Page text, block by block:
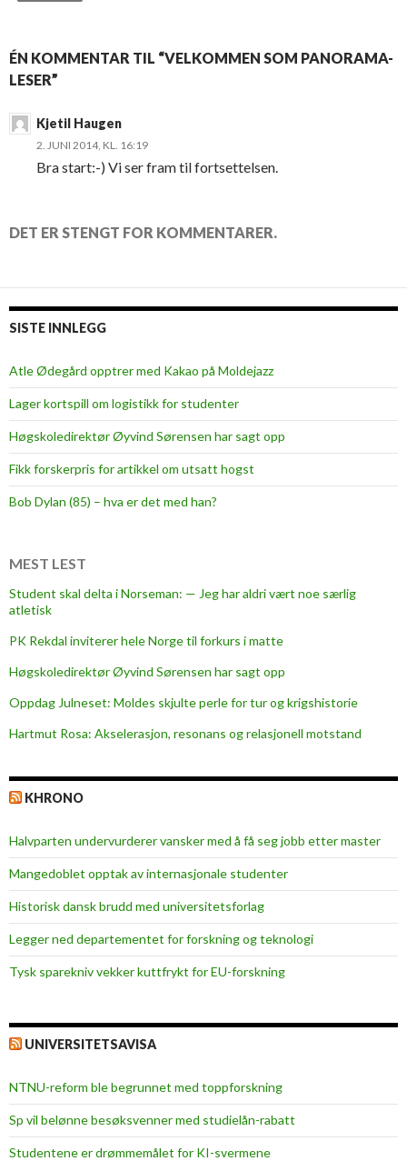
ÉN KOMMENTAR TIL “VELKOMMEN SOM PANORAMA-
LESER”
Kjetil Haugen
2. JUNI 2014, KL. 16:19
Bra start:-) Vi ser fram til fortsettelsen.
DET ER STENGT FOR KOMMENTARER.
SISTE INNLEGG
Atle Ødegård opptrer med Kakao på Moldejazz
Lager kortspill om logistikk for studenter
Høgskoledirektør Øyvind Sørensen har sagt opp
Fikk forskerpris for artikkel om utsatt hogst
Bob Dylan (85) – hva er det med han?
MEST LEST
Student skal delta i Norseman: — Jeg har aldri vært noe særlig
atletisk
PK Rekdal inviterer hele Norge til forkurs i matte
Høgskoledirektør Øyvind Sørensen har sagt opp
Oppdag Julneset: Moldes skjulte perle for tur og krigshistorie
Hartmut Rosa: Akselerasjon, resonans og relasjonell motstand
KHRONO
Halvparten undervurderer vansker med å få seg jobb etter master
Mangedoblet opptak av internasjonale studenter
Historisk dansk brudd med universitetsforlag
Legger ned departementet for forskning og teknologi
Tysk sparekniv vekker kuttfrykt for EU-forskning
UNIVERSITETSAVISA
NTNU-reform ble begrunnet med toppforskning
Sp vil belønne besøksvenner med studielån-rabatt
Studentene er drømmemålet for KI-svermene